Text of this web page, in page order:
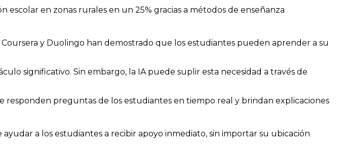
escolar en zonas rurales en un 25% gracias a métodos de enseñanza
y Duolingo han demostrado que los estudiantes pueden aprender a su
significativo. Sin embargo, la IA puede suplir esta necesidad a través de
preguntas de los estudiantes en tiempo real y brindan explicaciones
a los estudiantes a recibir apoyo inmediato, sin importar su ubicación